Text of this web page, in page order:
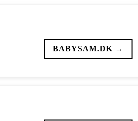
BABYSAM.DK →